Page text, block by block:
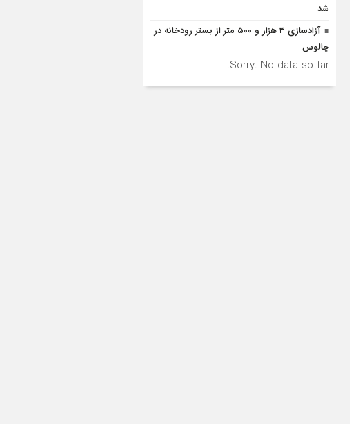
شد
آزادسازی 3 هزار و 500 متر از بستر رودخانه در
چالوس
Sorry. No data so far.